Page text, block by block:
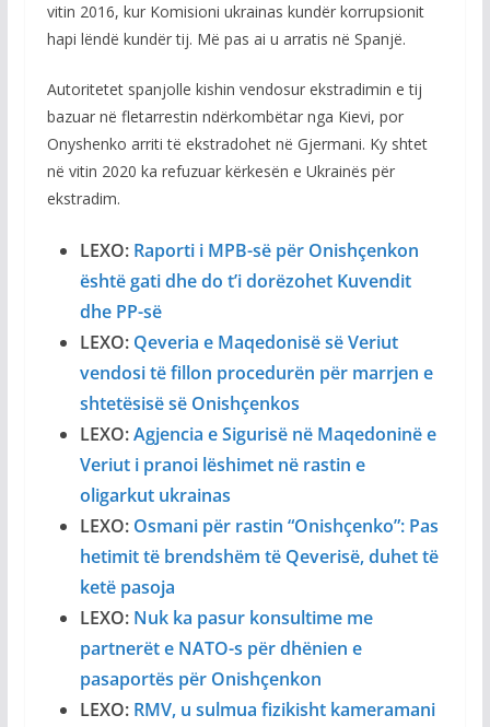
vitin 2016, kur Komisioni ukrainas kundër korrupsionit
hapi lëndë kundër tij. Më pas ai u arratis në Spanjë.
Autoritetet spanjolle kishin vendosur ekstradimin e tij
bazuar në fletarrestin ndërkombëtar nga Kievi, por
Onyshenko arriti të ekstradohet në Gjermani. Ky shtet
në vitin 2020 ka refuzuar kërkesën e Ukrainës për
ekstradim.
LEXO: Raporti i MPB-së për Onishçenkon
është gati dhe do t’i dorëzohet Kuvendit
dhe PP-së
LEXO: Qeveria e Maqedonisë së Veriut
vendosi të fillon procedurën për marrjen e
shtetësisë së Onishçenkos
LEXO:Agjencia e Sigurisë në Maqedoninë e
Veriut i pranoi lëshimet në rastin e
oligarkut ukrainas
LEXO: Osmani për rastin “Onishçenko”: Pas
hetimit të brendshëm të Qeverisë, duhet të
ketë pasoja
LEXO: Nuk ka pasur konsultime me
partnerët e NATO-s për dhënien e
pasaportës për Onishçenkon
LEXO: RMV, u sulmua fizikisht kameramani